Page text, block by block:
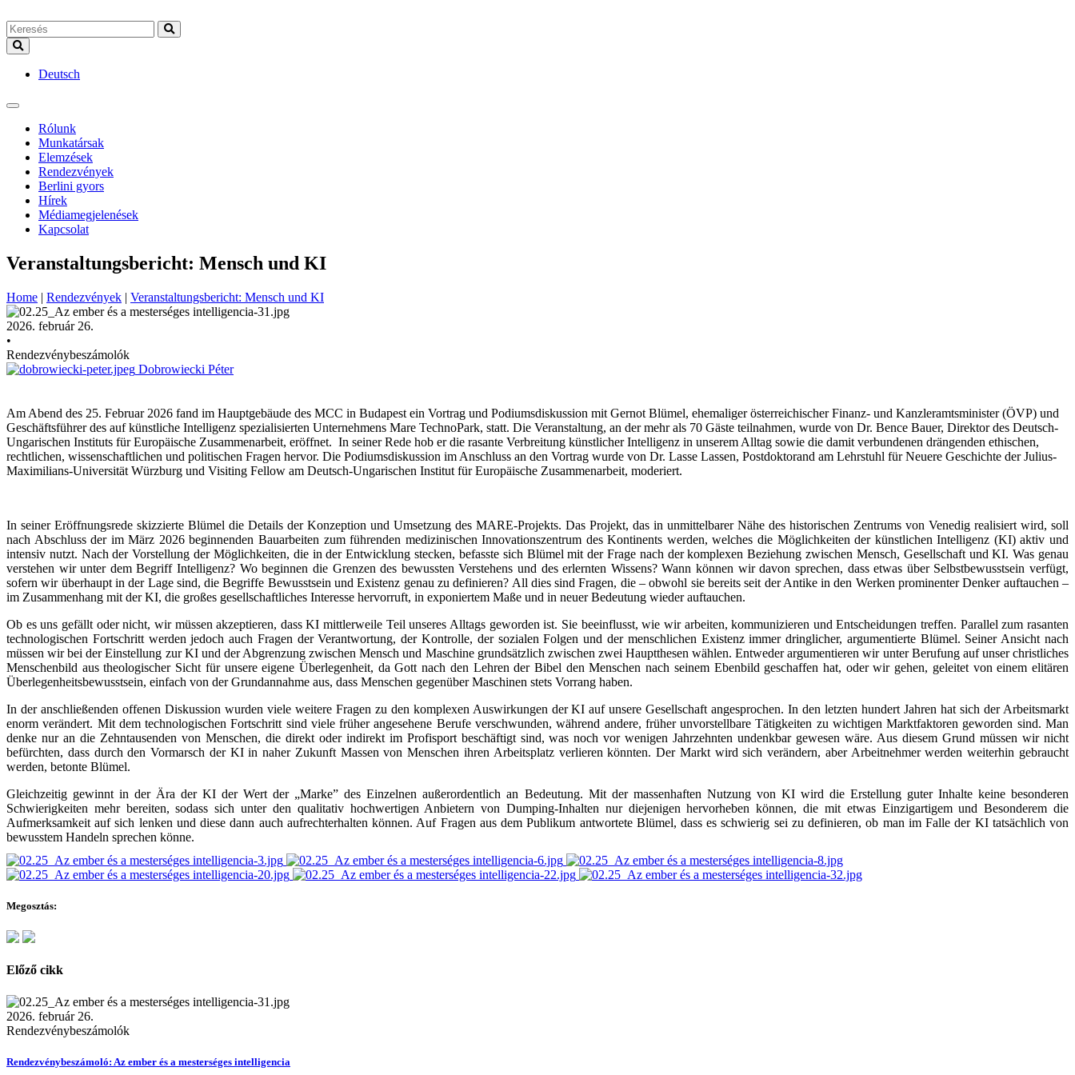
Deutsch
Rólunk
Munkatársak
Elemzések
Rendezvények
Berlini gyors
Hírek
Médiamegjelenések
Kapcsolat
Veranstaltungsbericht: Mensch und KI
Home | Rendezvények | Veranstaltungsbericht: Mensch und KI
2026. február 26.
•
Rendezvénybeszámolók
Dobrowiecki Péter
Am Abend des 25. Februar 2026 fand im Hauptgebäude des MCC in Budapest ein Vortrag und Podiumsdiskussion mit Gernot Blümel, ehemaliger österreichischer Finanz- und Kanzleramtsminister (ÖVP) und
Geschäftsführer des auf künstliche Intelligenz spezialisierten Unternehmens Mare TechnoPark, statt. Die Veranstaltung, an der mehr als 70 Gäste teilnahmen, wurde von Dr. Bence Bauer, Direktor des Deutsch-
Ungarischen Instituts für Europäische Zusammenarbeit, eröffnet. In seiner Rede hob er die rasante Verbreitung künstlicher Intelligenz in unserem Alltag sowie die damit verbundenen drängenden ethischen,
rechtlichen, wissenschaftlichen und politischen Fragen hervor. Die Podiumsdiskussion im Anschluss an den Vortrag wurde von Dr. Lasse Lassen, Postdoktorand am Lehrstuhl für Neuere Geschichte der Julius-
Maximilians-Universität Würzburg und Visiting Fellow am Deutsch-Ungarischen Institut für Europäische Zusammenarbeit, moderiert.
In seiner Eröffnungsrede skizzierte Blümel die Details der Konzeption und Umsetzung des MARE-Projekts. Das Projekt, das in unmittelbarer Nähe des historischen Zentrums von Venedig realisiert wird, soll
nach Abschluss der im März 2026 beginnenden Bauarbeiten zum führenden medizinischen Innovationszentrum des Kontinents werden, welches die Möglichkeiten der künstlichen Intelligenz (KI) aktiv und
intensiv nutzt. Nach der Vorstellung der Möglichkeiten, die in der Entwicklung stecken, befasste sich Blümel mit der Frage nach der komplexen Beziehung zwischen Mensch, Gesellschaft und KI. Was genau
verstehen wir unter dem Begriff Intelligenz? Wo beginnen die Grenzen des bewussten Verstehens und des erlernten Wissens? Wann können wir davon sprechen, dass etwas über Selbstbewusstsein verfügt,
sofern wir überhaupt in der Lage sind, die Begriffe Bewusstsein und Existenz genau zu definieren? All dies sind Fragen, die – obwohl sie bereits seit der Antike in den Werken prominenter Denker auftauchen –
im Zusammenhang mit der KI, die großes gesellschaftliches Interesse hervorruft, in exponiertem Maße und in neuer Bedeutung wieder auftauchen.
Ob es uns gefällt oder nicht, wir müssen akzeptieren, dass KI mittlerweile Teil unseres Alltags geworden ist. Sie beeinflusst, wie wir arbeiten, kommunizieren und Entscheidungen treffen. Parallel zum rasanten
technologischen Fortschritt werden jedoch auch Fragen der Verantwortung, der Kontrolle, der sozialen Folgen und der menschlichen Existenz immer dringlicher, argumentierte Blümel. Seiner Ansicht nach
müssen wir bei der Einstellung zur KI und der Abgrenzung zwischen Mensch und Maschine grundsätzlich zwischen zwei Hauptthesen wählen. Entweder argumentieren wir unter Berufung auf unser christliches
Menschenbild aus theologischer Sicht für unsere eigene Überlegenheit, da Gott nach den Lehren der Bibel den Menschen nach seinem Ebenbild geschaffen hat, oder wir gehen, geleitet von einem elitären
Überlegenheitsbewusstsein, einfach von der Grundannahme aus, dass Menschen gegenüber Maschinen stets Vorrang haben.
In der anschließenden offenen Diskussion wurden viele weitere Fragen zu den komplexen Auswirkungen der KI auf unsere Gesellschaft angesprochen. In den letzten hundert Jahren hat sich der Arbeitsmarkt
enorm verändert. Mit dem technologischen Fortschritt sind viele früher angesehene Berufe verschwunden, während andere, früher unvorstellbare Tätigkeiten zu wichtigen Marktfaktoren geworden sind. Man
denke nur an die Zehntausenden von Menschen, die direkt oder indirekt im Profisport beschäftigt sind, was noch vor wenigen Jahrzehnten undenkbar gewesen wäre. Aus diesem Grund müssen wir nicht
befürchten, dass durch den Vormarsch der KI in naher Zukunft Massen von Menschen ihren Arbeitsplatz verlieren könnten. Der Markt wird sich verändern, aber Arbeitnehmer werden weiterhin gebraucht
werden, betonte Blümel.
Gleichzeitig gewinnt in der Ära der KI der Wert der „Marke” des Einzelnen außerordentlich an Bedeutung. Mit der massenhaften Nutzung von KI wird die Erstellung guter Inhalte keine besonderen
Schwierigkeiten mehr bereiten, sodass sich unter den qualitativ hochwertigen Anbietern von Dumping-Inhalten nur diejenigen hervorheben können, die mit etwas Einzigartigem und Besonderem die
Aufmerksamkeit auf sich lenken und diese dann auch aufrechterhalten können. Auf Fragen aus dem Publikum antwortete Blümel, dass es schwierig sei zu definieren, ob man im Falle der KI tatsächlich von
bewusstem Handeln sprechen könne.
Megosztás:
Előző cikk
2026. február 26.
Rendezvénybeszámolók
Rendezvénybeszámoló: Az ember és a mesterséges intelligencia